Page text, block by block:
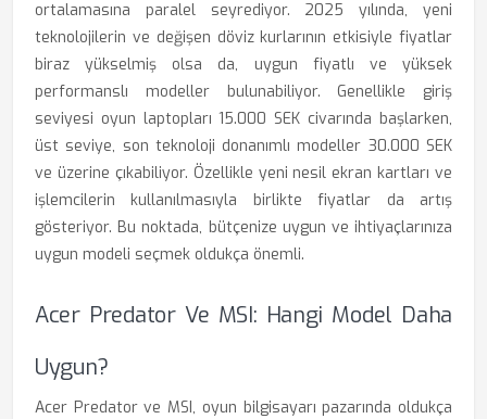
ortalamasına paralel seyrediyor. 2025 yılında, yeni
teknolojilerin ve değişen döviz kurlarının etkisiyle fiyatlar
biraz yükselmiş olsa da, uygun fiyatlı ve yüksek
performanslı modeller bulunabiliyor. Genellikle giriş
seviyesi oyun laptopları 15.000 SEK civarında başlarken,
üst seviye, son teknoloji donanımlı modeller 30.000 SEK
ve üzerine çıkabiliyor. Özellikle yeni nesil ekran kartları ve
işlemcilerin kullanılmasıyla birlikte fiyatlar da artış
gösteriyor. Bu noktada, bütçenize uygun ve ihtiyaçlarınıza
uygun modeli seçmek oldukça önemli.
Acer Predator Ve MSI: Hangi Model Daha
Uygun?
Acer Predator ve MSI, oyun bilgisayarı pazarında oldukça